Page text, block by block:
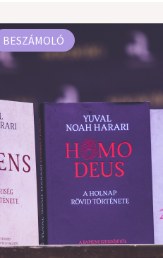
BESZÁMOLÓ